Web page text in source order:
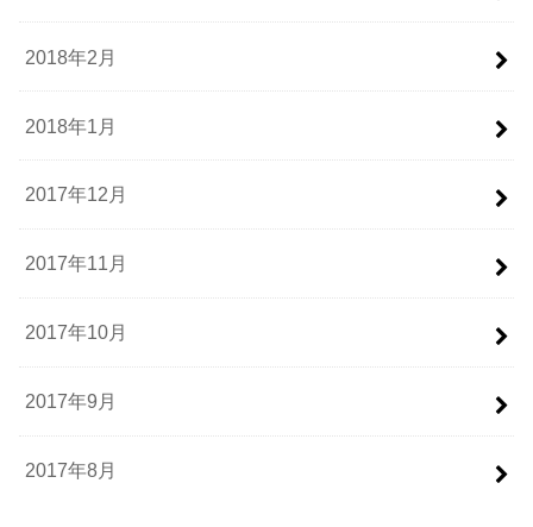
2018年2月
2018年1月
2017年12月
2017年11月
2017年10月
2017年9月
2017年8月